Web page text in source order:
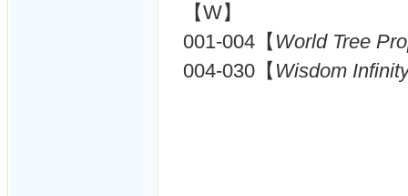
【W】
001-004【 World Tree
004-030【 Wisdom